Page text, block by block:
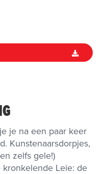
je na een paar keer
Kunstenaarsdorpjes,
zelfs gele!)
Leie: de